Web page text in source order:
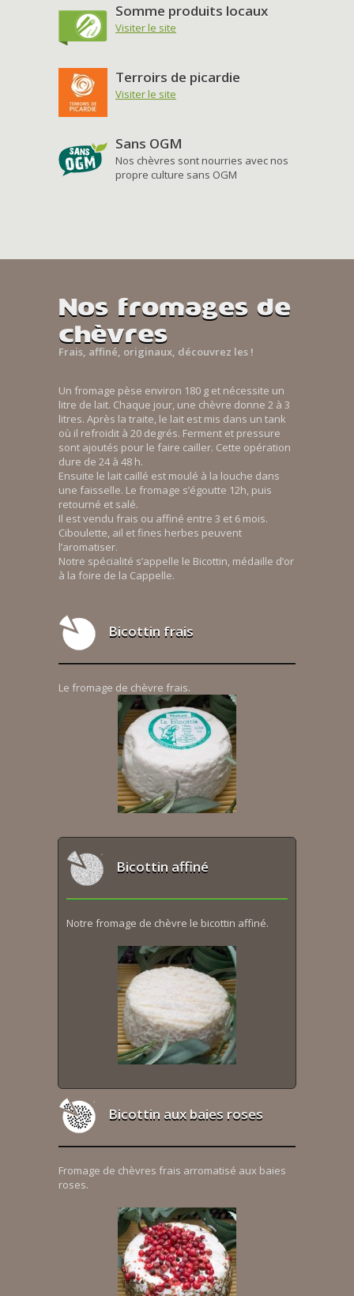
Somme produits locaux
Visiter le site
Terroirs de picardie
Visiter le site
Sans OGM
Nos chèvres sont nourries avec nos
propre culture sans OGM
Nos fromages de
chèvres
Frais, affiné, originaux, découvrez les !
Un fromage pèse environ 180 g et nécessite un
litre de lait. Chaque jour, une chèvre donne 2 à 3
litres. Après la traite, le lait est mis dans un tank
où il refroidit à 20 degrés. Ferment et pressure
sont ajoutés pour le faire cailler. Cette opération
dure de 24 à 48 h.
Ensuite le lait caillé est moulé à la louche dans
une faisselle. Le fromage s’égoutte 12h, puis
retourné et salé.
Il est vendu frais ou affiné entre 3 et 6 mois.
Ciboulette, ail et fines herbes peuvent
l’aromatiser.
Notre spécialité s’appelle le Bicottin, médaille d’or
à la foire de la Cappelle.
Bicottin frais
Le fromage de chèvre frais.
Bicottin affiné
Notre fromage de chèvre le bicottin affiné.
Bicottin aux baies roses
Fromage de chèvres frais arromatisé aux baies
roses.